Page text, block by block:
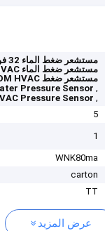
مستشعر ضغط ODM HVAC
,
Pressure Sensor
,
Pressure Sensor
5
1
WNK80ma
carton
TT
عرض المزيد